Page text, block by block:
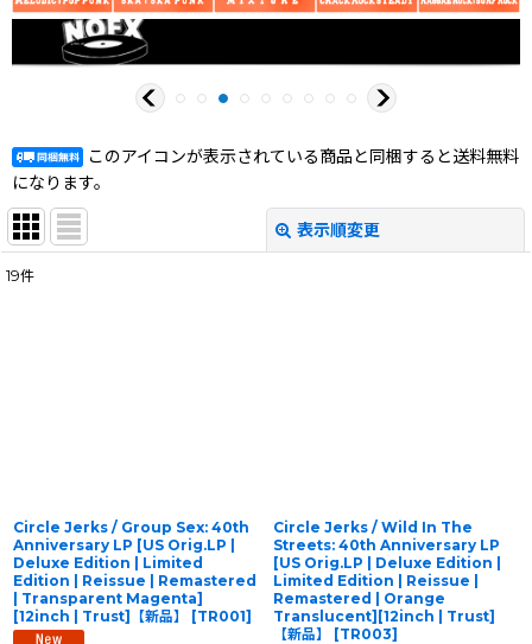
このアイコンが表示されている商品と同梱すると送料無料
になります。
表示順変更
19件
Circle Jerks / Group Sex: 40th
Anniversary LP [US Orig.LP |
Deluxe Edition | Limited
Edition | Reissue | Remastered
| Transparent Magenta]
[12inch | Trust]【新品】
[TR001]
Circle Jerks / Wild In The
Streets: 40th Anniversary LP
[US Orig.LP | Deluxe Edition |
Limited Edition | Reissue |
Remastered | Orange
Translucent][12inch | Trust]
【新品】
[TR003]